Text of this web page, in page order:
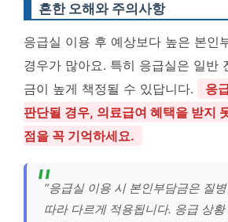
흔한 오해와 주의사항
응급실 이용 후 예상보다 높은 본인
경우가 많아요. 특히 응급실은 일반
금이 높게 책정될 수 있답니다.
응
판단될 경우, 의료급여 혜택을 받지
점을 꼭 기억하세요.
“응급실 이용 시 본인부담금은 질
따라 다르게 적용됩니다. 응급 상